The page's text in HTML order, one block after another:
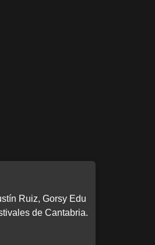
Ruiz, Gorsy Edu
de Cantabria.